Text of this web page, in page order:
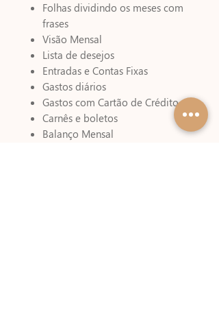
Folhas dividindo os meses com
frases
Visão Mensal
Lista de desejos
Entradas e Contas Fixas
Gastos diários
Gastos com Cartão de Crédito
Carnês e boletos
Balanço Mensal